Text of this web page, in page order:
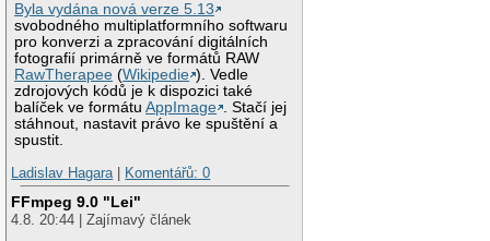
Byla vydána nová verze 5.13
svobodného multiplatformního softwaru
pro konverzi a zpracování digitálních
fotografií primárně ve formátů RAW
RawTherapee (Wikipedie ). Vedle
zdrojových kódů je k dispozici také
balíček ve formátuAppImage . Stačí jej
stáhnout, nastavit právo ke spuštění a
spustit.
Ladislav Hagara| Komentářů: 0
FFmpeg 9.0 "Lei"
4.8. 20:44 | Zajímavý článek